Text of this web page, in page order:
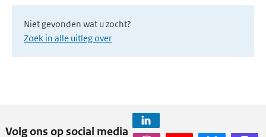
Niet gevonden wat u zocht?
Zoek in alle uitleg over
Volg ons op social media